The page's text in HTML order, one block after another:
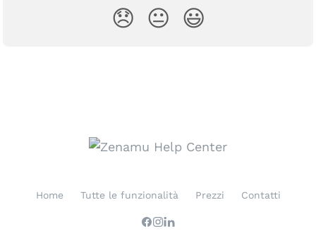
😞 😐 😃
Home Tutte le funzionalità Prezzi Contatti